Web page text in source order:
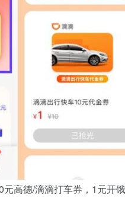
高德/滴滴打车券，1元开